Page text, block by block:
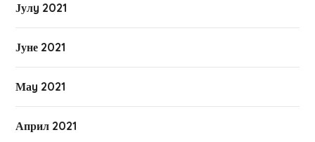
Јулy 2021
Јуне 2021
Маy 2021
Април 2021